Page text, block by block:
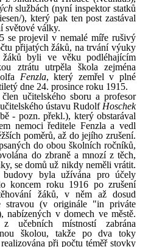
službách (nyní inspektor statků
), který pak ten post zastával
světové války.
se projevil v nemalé míře rušivý
přijatých žáků, na trvání výuky
byli ve věku podléhajícím
ztrátu utrpěla škola zejména
Fenzla, který zemřel v plné
dne 24. prosince roku 1915.
učitelského sboru a profesor
ústavu Rudolf Hoschek
- pozn. překl.), který obstarával
nemoci ředitele Fenzla a vedl
poměrů, až do jejího zrušení.
do obou školních ročníků,
do zbraně a mnozí z těch,
se domů už nikdy neměli vrátit.
budovy byla užívána pro účely
koncem roku 1916 po zrušení
žáků, v něm až dosud
stravou (v originále "in priváte
nabízených v domech ve městě.
učebních místností zabrána
školou, takže po dva toky
při počtu téměř stovky